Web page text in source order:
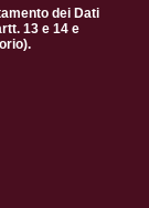
dei Dati
13 e 14 e